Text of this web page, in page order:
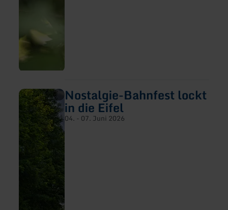
Nostalgie-Bahnfest lockt
in die Eifel
04. - 07. Juni 2026
mehr
erfahren
zu:
Nostalgie-
Bahnfest
lockt
die